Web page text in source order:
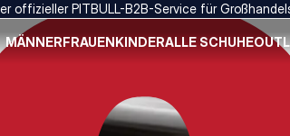
offizieller PITBULL-B2B-Service für
MÄNNERFRAUENKINDERALLE SCHUHE